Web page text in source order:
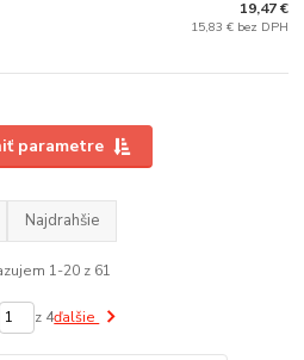
19,47 €
15,83 € bez DPH
parametre
Najdrahšie
1-20 z 61
z 4ďalšie